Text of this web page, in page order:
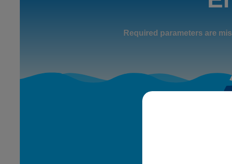
LE TICKET DE CAISSE